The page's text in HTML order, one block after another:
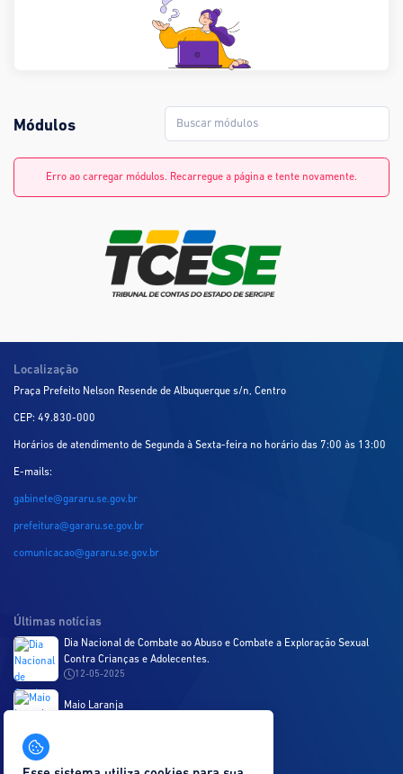
Módulos
Erro ao carregar módulos. Recarregue a página e tente novamente.
Localização
Praça Prefeito Nelson Resende de Albuquerque s/n, Centro
CEP: 49.830-000
Horários de atendimento de Segunda à Sexta-feira no horário das 7:00 às 13:00
E-mails:
gabinete@gararu.se.gov.br
prefeitura@gararu.se.gov.br
comunicacao@gararu.se.gov.br
Últimas notícias
Dia Nacional de Combate ao Abuso e Combate a Exploração Sexual
Contra Crianças e Adolecentes.
12-05-2025
Maio Laranja
Acesso Rápido